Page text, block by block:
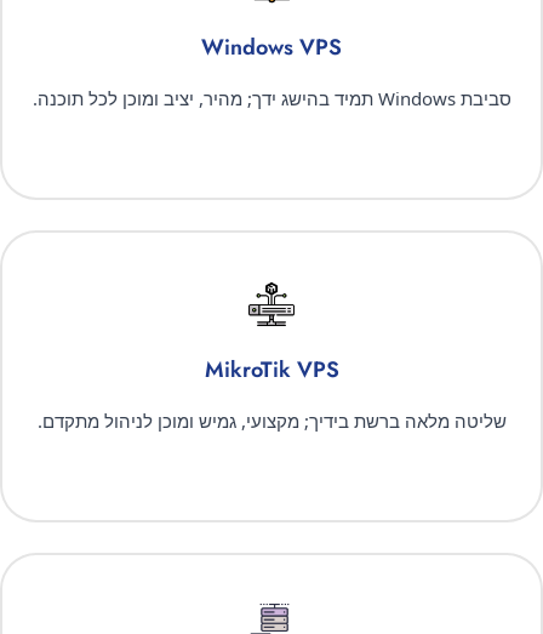
Windows VPS
סביבת Windows תמיד בהישג ידך; מהיר, יציב ומוכן לכל תוכנה.
MikroTik VPS
שליטה מלאה ברשת בידיך; מקצועי, גמיש ומוכן לניהול מתקדם.